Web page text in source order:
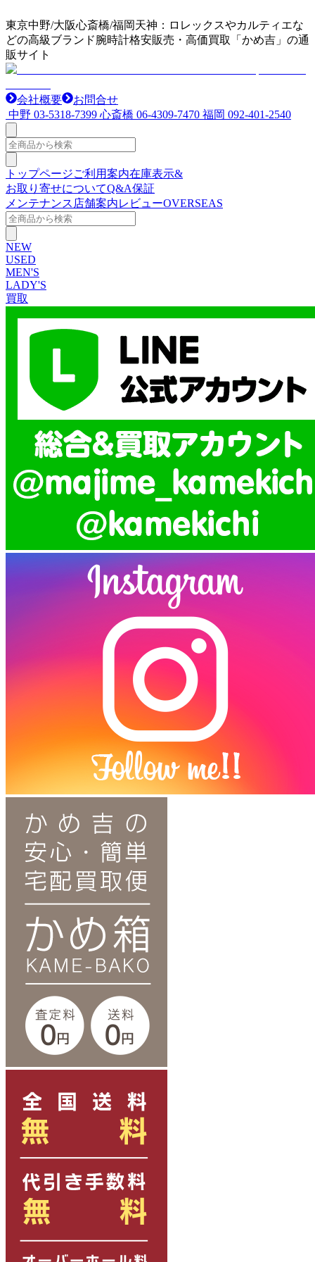
東京中野/大阪心斎橋/福岡天神：ロレックスやカルティエな
どの高級ブランド腕時計格安販売・高価買取「かめ吉」の通
販サイト
会社概要
お問合せ
中野 03-5318-7399 心斎橋 06-4309-7470 福岡 092-401-2540
トップページご利用案内在庫表示&
お取り寄せについてQ&A保証
メンテナンス 店舗案内レビューOVERSEAS
NEW
USED
MEN'S
LADY'S
買取